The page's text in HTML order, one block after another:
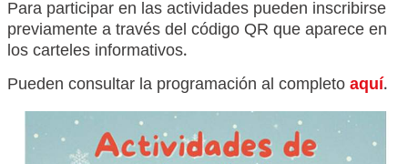
Para participar en las actividades pueden inscribirse
previamente a través del código QR que aparece en
los carteles informativos.
Pueden consultar la programación al completoaquí.